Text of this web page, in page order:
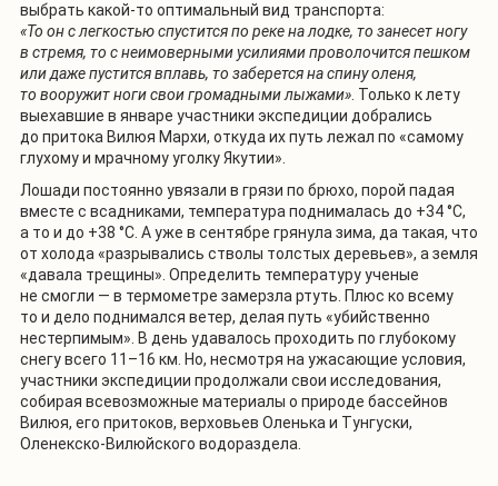
выбрать какой-то оптимальный вид транспорта:
«То он с легкостью спустится по реке на лодке, то занесет ногу
в стремя, то с неимоверными усилиями проволочится пешком
или даже пустится вплавь, то заберется на спину оленя,
то вооружит ноги свои громадными лыжами». Только к лету
выехавшие в январе участники экспедиции добрались
до притока Вилюя Мархи, откуда их путь лежал по «самому
глухому и мрачному уголку Якутии».
Лошади постоянно увязали в грязи по брюхо, порой падая
вместе с всадниками, температура поднималась до +34 °С,
а то и до +38 °С. А уже в сентябре грянула зима, да такая, что
от холода «разрывались стволы толстых деревьев», а земля
«давала трещины». Определить температуру ученые
не смогли — в термометре замерзла ртуть. Плюс ко всему
то и дело поднимался ветер, делая путь «убийственно
нестерпимым». В день удавалось проходить по глубокому
снегу всего 11–16 км. Но, несмотря на ужасающие условия,
участники экспедиции продолжали свои исследования,
собирая всевозможные материалы о природе бассейнов
Вилюя, его притоков, верховьев Оленька и Тунгуски,
Оленекско-Вилюйского водораздела.